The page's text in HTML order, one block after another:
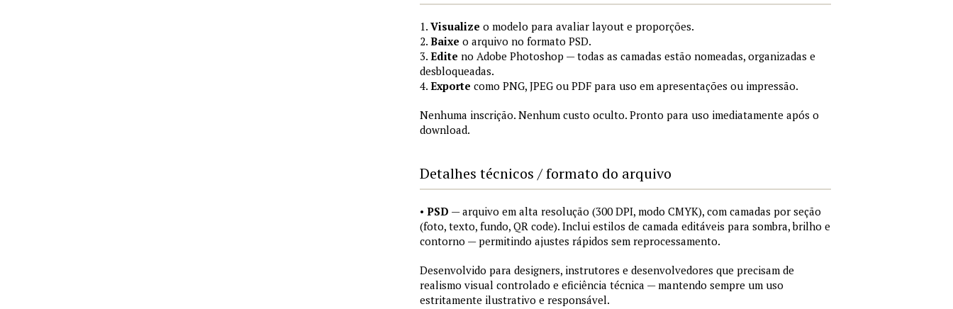
1. Visualize o modelo para avaliar layout e proporções.
2. Baixe o arquivo no formato PSD.
3. Edite no Adobe Photoshop — todas as camadas estão nomeadas, organizadas e
desbloqueadas.
4. Exporte como PNG, JPEG ou PDF para uso em apresentações ou impressão.
Nenhuma inscrição. Nenhum custo oculto. Pronto para uso imediatamente após o
download.
Detalhes técnicos / formato do arquivo
• PSD — arquivo em alta resolução (300 DPI, modo CMYK), com camadas por seção
(foto, texto, fundo, QR code). Inclui estilos de camada editáveis para sombra, brilho e
contorno — permitindo ajustes rápidos sem reprocessamento.
Desenvolvido para designers, instrutores e desenvolvedores que precisam de
realismo visual controlado e eficiência técnica — mantendo sempre um uso
estritamente ilustrativo e responsável.